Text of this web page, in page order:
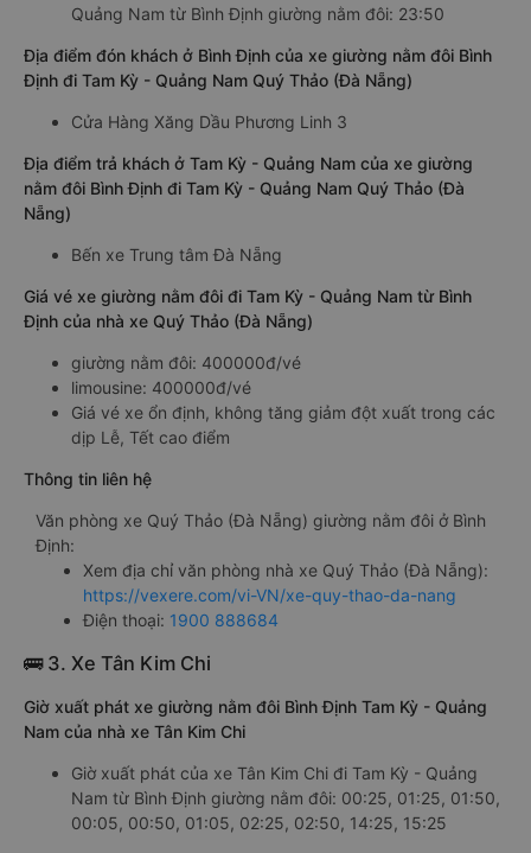
Quảng Nam từ Bình Định giường nằm đôi: 23:50
Địa điểm đón khách ở Bình Định của xe giường nằm đôi Bình
Định đi Tam Kỳ - Quảng Nam Quý Thảo (Đà Nẵng)
Cửa Hàng Xăng Dầu Phương Linh 3
Địa điểm trả khách ở Tam Kỳ - Quảng Nam của xe giường
nằm đôi Bình Định đi Tam Kỳ - Quảng Nam Quý Thảo (Đà
Nẵng)
Bến xe Trung tâm Đà Nẵng
Giá vé xe giường nằm đôi đi Tam Kỳ - Quảng Nam từ Bình
Định của nhà xe Quý Thảo (Đà Nẵng)
giường nằm đôi: 400000đ/vé
limousine: 400000đ/vé
Giá vé xe ổn định, không tăng giảm đột xuất trong các
dịp Lễ, Tết cao điểm
Thông tin liên hệ
Văn phòng xe Quý Thảo (Đà Nẵng) giường nằm đôi ở Bình
Định:
Xem địa chỉ văn phòng nhà xe Quý Thảo (Đà Nẵng):
https://vexere.com/vi-VN/xe-quy-thao-da-nang
Điện thoại: 1900 888684
🚌 3. Xe Tân Kim Chi
Giờ xuất phát xe giường nằm đôi Bình Định Tam Kỳ - Quảng
Nam của nhà xe Tân Kim Chi
Giờ xuất phát của xe Tân Kim Chi đi Tam Kỳ - Quảng
Nam từ Bình Định giường nằm đôi: 00:25, 01:25, 01:50,
00:05, 00:50, 01:05, 02:25, 02:50, 14:25, 15:25